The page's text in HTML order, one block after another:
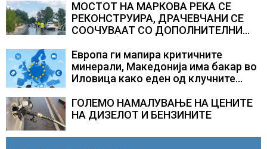
МОСТОТ НА МАРКОВА РЕКА СЕ
РЕКОНСТРУИРА, ДРАЧЕВЧАНИ СЕ
СООЧУВААТ СО ДОПОЛНИТЕЛНИ
Европа ги мапира критичните
минерали, Македонија има бакар во
Иловица како еден од клучните
ГОЛЕМО НАМАЛУВАЊЕ НА ЦЕНИТЕ
НА ДИЗЕЛОТ И БЕНЗИНИТЕ